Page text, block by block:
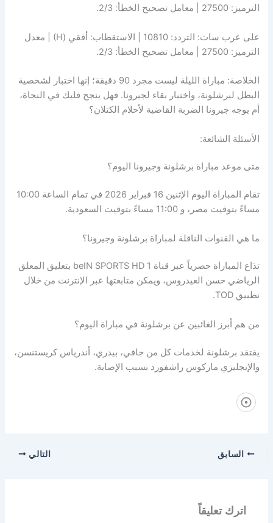
الترميز: 27500 | معامل تصحيح الخطأ: 2/3.
على عرب سات: التردد: 10810 | الاستقطاب: أفقي (H) | معدل
الترميز: 27500 | معامل تصحيح الخطأ: 2/3.
الخلاصة: مباراة الليلة ليست مجرد 90 دقيقة؛ إنها اختبار لشخصية
البطل لبرشلونة، واختبار بقاء لجيرونا. فهل ينجح فليك في النجاة،
أم يوجه جيرونا الضربة القاضية لأحلام الكتلان؟
الأسئلة الشائعة:
متى موعد مباراة برشلونة وجيرونا اليوم؟
تقام المباراة اليوم الإثنين 16 فبراير 2026 في تمام الساعة 10:00
مساءً بتوقيت مصر، و 11:00 مساءً بتوقيت السعودية.
ما هي القنوات الناقلة لمباراة برشلونة وجيرونا؟
تذاع المباراة حصرياً عبر قناة beIN SPORTS HD 1 بتعليق المعلق
الرياضي حسن العيدروس، ويمكن متابعتها عبر الإنترنت من خلال
تطبيق TOD.
من هم أبرز الغائبين عن برشلونة في مباراة اليوم؟
يفتقد برشلونة لخدمات كل من جافي، بيدري، أندرياس كريستنسن،
والإنجليزي ماركوس راشفورد بسبب الإصابة.
السابق التالي
اترك تعليقاً